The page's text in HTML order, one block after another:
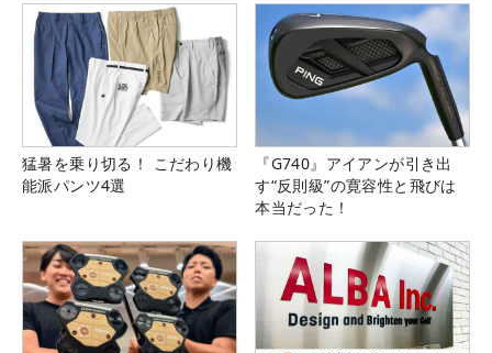
猛暑を乗り切る！ こだわり機
能派パンツ4選
『G740』アイアンが引き出
す“反則級”の寛容性と飛びは
本当だった！